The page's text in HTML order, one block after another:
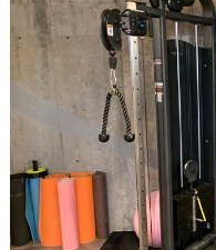
27:30
28:00
28:30